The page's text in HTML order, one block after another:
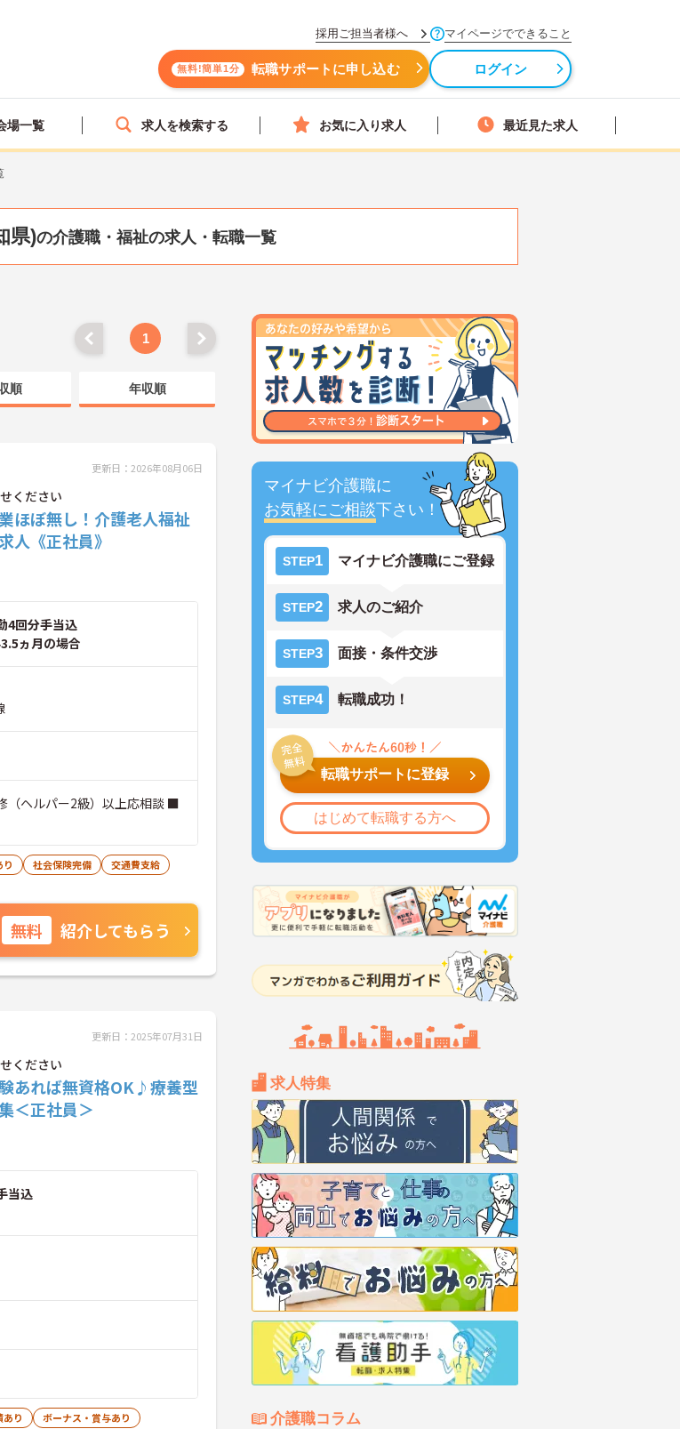
採用ご担当者様へ マイページでできること
無料!簡単1分 転職サポートに申し込む ログイン
場一覧 求人を検索する お気に入り求人 最近見た求人
県)の介護職・福祉の求人・転職一覧
マイナビ介護職に
お気軽にご相談下さい！
STEP1 マイナビ介護職にご登録
STEP2 求人のご紹介
STEP3 面接・条件交渉
STEP4 転職成功！
転職サポートに登録
はじめて転職する方へ
求人特集
介護職コラム
1
順 年収順
更新日：2026年08月06日
ください
ほぼ無し！介護老人福祉
人《正社員》
回分手当込
ヵ月の場合
ヘルパー2級）以上応相談 ■
社会保険完備
交通費支給
無料 紹介してもらう
更新日：2025年07月31日
ください
あれば無資格OK♪療養型
＜正社員＞
当込
り
ボーナス・賞与あり